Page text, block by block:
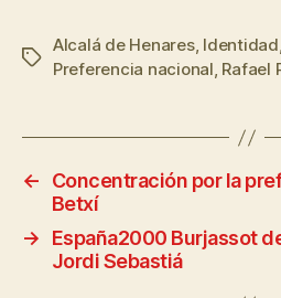
Alcalá de Henares, Identidad,
Preferencia nacional, Rafael
←
Concentración por la
Betxí
→
España2000 Burjassot
Jordi Sebastiá